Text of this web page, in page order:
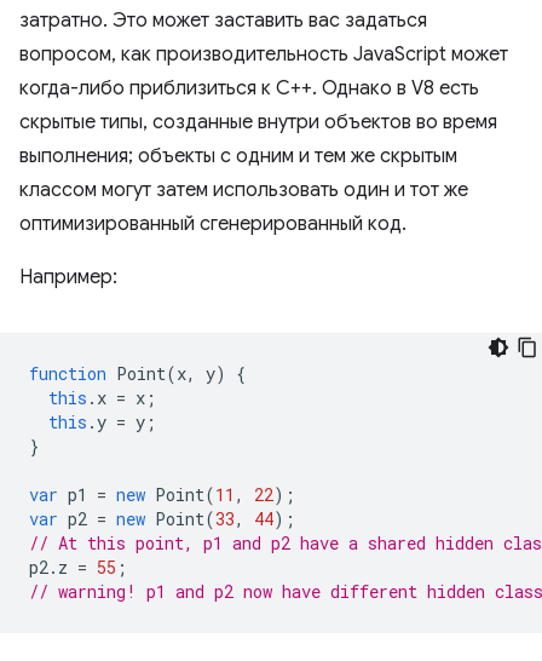
затратно. Это может заставить вас задаться
вопросом, как производительность JavaScript может
когда-либо приблизиться к C++. Однако в V8 есть
скрытые типы, созданные внутри объектов во время
выполнения; объекты с одним и тем же скрытым
классом могут затем использовать один и тот же
оптимизированный сгенерированный код.
Например:
function Point(x, y)
{
this . x = x ;
this .y = y ;
}
var p1 = new Point(11 , 22);
var p2 = new Point(33, 44);
// At this point, p1 and p2 have a shared hidden
p2. z = 55 ;
// warning! p1 and p2 now have different hidden